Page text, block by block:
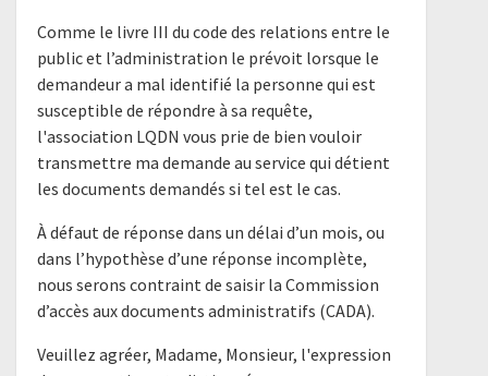
Comme le livre III du code des relations entre le
public et l’administration le prévoit lorsque le
demandeur a mal identifié la personne qui est
susceptible de répondre à sa requête,
l'association LQDN vous prie de bien vouloir
transmettre ma demande au service qui détient
les documents demandés si tel est le cas.
À défaut de réponse dans un délai d’un mois, ou
dans l’hypothèse d’une réponse incomplète,
nous serons contraint de saisir la Commission
d’accès aux documents administratifs (CADA).
Veuillez agréer, Madame, Monsieur, l'expression